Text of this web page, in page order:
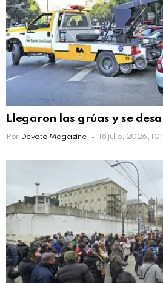
Llegaron las grúas y se
Por Devoto Magazine 18 julio, 2026,